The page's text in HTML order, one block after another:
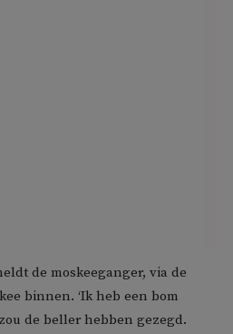
de moskeeganger, via de
binnen. ‘Ik heb een bom
de beller hebben gezegd.